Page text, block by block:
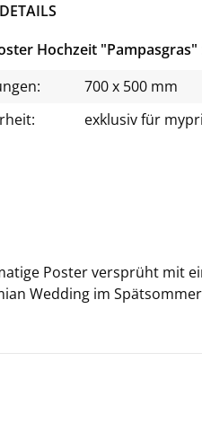
Hochzeit "Pampasgras"
700 x 500 mm
exklusiv für
Pos­ter ver­sprüht mit
Wed­ding im